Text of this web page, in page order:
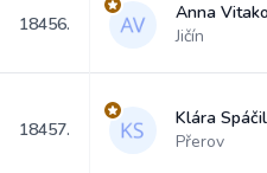
18456.
Anna
Jičín
18457.
Klára
Přerov